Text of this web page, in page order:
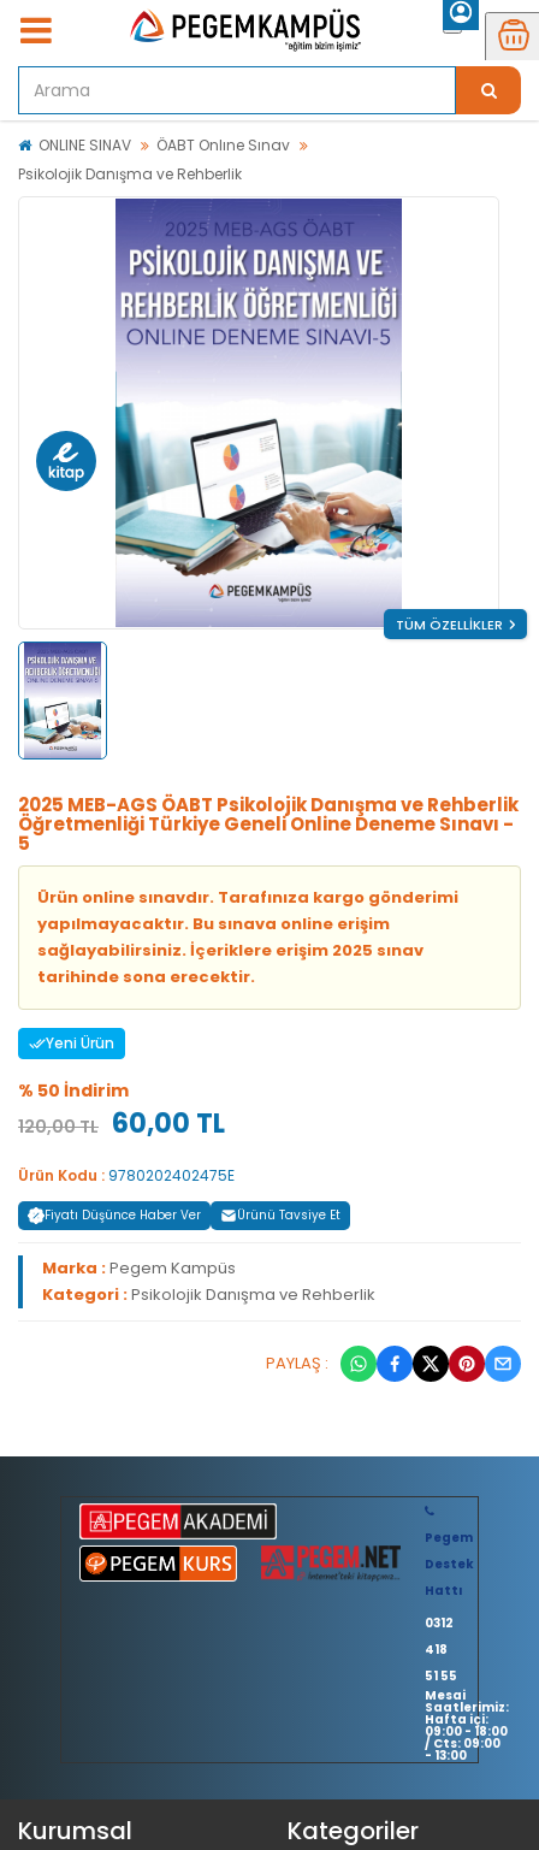
ONLINE SINAV
ÖABT Onlıne Sınav
Psikolojik Danışma ve Rehberlik
TÜM ÖZELLİKLER
2025 MEB-AGS ÖABT Psikolojik Danışma ve Rehberlik
Öğretmenliği Türkiye Geneli Online Deneme Sınavı -
5
Ürün online sınavdır. Tarafınıza kargo gönderimi
yapılmayacaktır. Bu sınava online erişim
sağlayabilirsiniz. İçeriklere erişim 2025 sınav
tarihinde sona erecektir.
Yeni Ürün
% 50 İndirim
120,00 TL 60,00 TL
Ürün Kodu : 9780202402475E
Fiyatı Düşünce Haber Ver Ürünü Tavsiye Et
Marka :Pegem Kampüs
Kategori :Psikolojik Danışma ve Rehberlik
PAYLAŞ :
Pegem
Destek
Hattı
0312
418
51 55
Mesai
Saatlerimiz:
Hafta içi:
09:00 - 18:00
/ Cts: 09:00
- 13:00
Kurumsal Kategoriler